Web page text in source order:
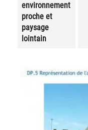
environnement
proche et
paysage
lointain